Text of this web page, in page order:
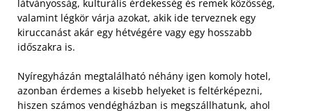
látványosság, kulturális érdekesség és remek közösség,
valamint légkör várja azokat, akik ide terveznek egy
kiruccanást akár egy hétvégére vagy egy hosszabb
időszakra is.
Nyíregyházán megtalálható néhány igen komoly hotel,
azonban érdemes a kisebb helyeket is feltérképezni,
hiszen számos vendégházban is megszállhatunk, ahol